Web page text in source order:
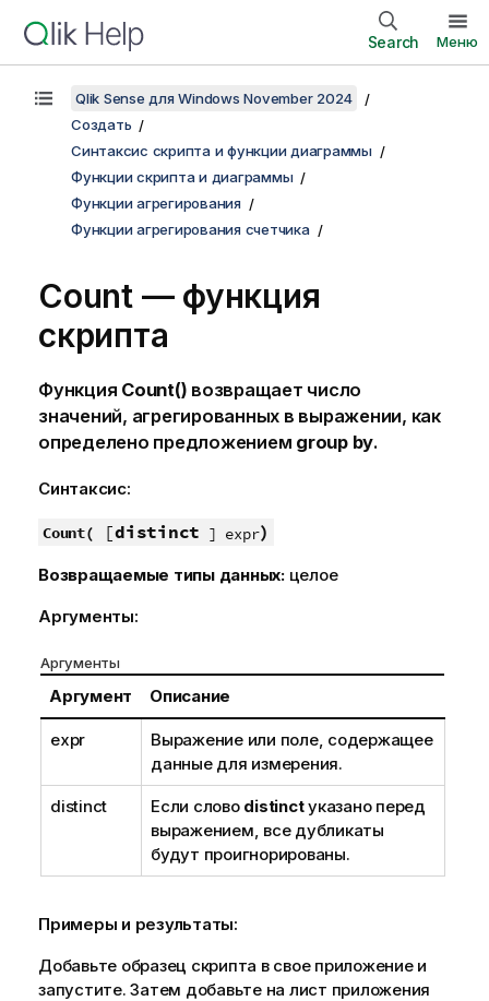
Search Меню
Qlik Sense для Windows November 2024
Создать
Синтаксис скрипта и функции диаграммы
Функции скрипта и диаграммы
Функции агрегирования
Функции агрегирования счетчика
Count — функция
скрипта
Функция Count() возвращает число
значений, агрегированных в выражении, как
определено предложением group by.
Синтаксис:
Count( [distinct ] expr)
Возвращаемые типы данных: целое
Аргументы:
Аргументы
Аргумент Описание
expr
Выражение или поле, содержащее
данные для измерения.
distinct Если слово distinctуказано перед
выражением, все дубликаты
будут проигнорированы.
Примеры и результаты:
Добавьте образец скрипта в свое приложение и
запустите. Затем добавьте на лист приложения